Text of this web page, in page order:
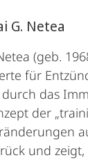
G. Netea
(geb.
für
das
der
und